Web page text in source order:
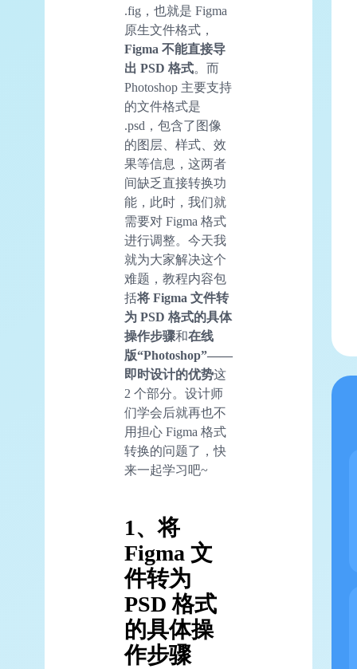
.fig，也就是 Figma
原生文件格式，
Figma 不能直接导
出 PSD 格式。而
Photoshop 主要支持
的文件格式是
.psd，包含了图像
的图层、样式、效
果等信息，这两者
间缺乏直接转换功
能，此时，我们就
需要对 Figma 格式
进行调整。今天我
就为大家解决这个
难题，教程内容包
括将 Figma 文件转
为 PSD 格式的具体
操作步骤和在线
版“Photoshop”——
即时设计的优势这
2 个部分。设计师
们学会后就再也不
用担心 Figma 格式
转换的问题了，快
来一起学习吧~
1、将
Figma 文
件转为
PSD 格式
的具体操
作步骤